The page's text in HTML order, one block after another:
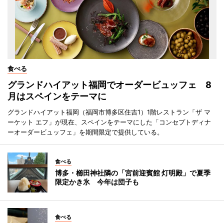
食べる
グランドハイアット福岡でオーダービュッフェ 8
月はスペインをテーマに
グランドハイアット福岡（福岡市博多区住吉1）1階レストラン「ザ マ
ーケット エフ」が現在、スペインをテーマにした「コンセプトディナ
ーオーダービュッフェ」を期間限定で提供している。
食べる
博多・櫛田神社隣の「宮前迎賓館 灯明殿」で夏季
限定かき氷 今年は団子も
食べる